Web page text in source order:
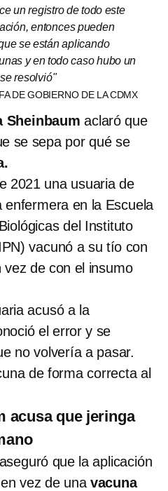
un registro de todo este
entonces pueden
se están aplicando
y en todo caso hubo un
resolvió"
DE GOBIERNO DE LA CDMX
Sheinbaum aclaró que
se sepa por qué se
2021 una usuaria de
enfermera en la Escuela
del Instituto
vacunó a su tío con
vez de con el insumo
acusó a la
el error y se
no volvería a pasar.
de forma correcta al
acusa que jeringa
aseguró que la aplicación
vez de una vacuna